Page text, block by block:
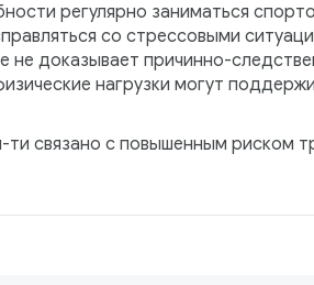
регулярно заниматься
со стрессовыми
доказывает причинно-
нагрузки могут
ти связано с повышенным риском